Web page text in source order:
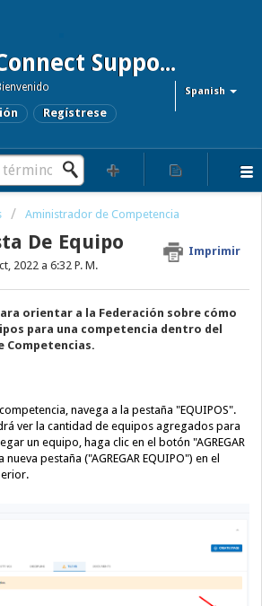
FIFA Connect Support and FCMS Support
Spanish
Regístrese
Aministrador de Competencia
De Equipo
Imprimir
2022 a 6:32 P. M.
orientar a la Federación sobre cómo
para una competencia dentro del
Competencias.
navega a la pestaña "EQUIPOS".
ver la cantidad de equipos agregados para
un equipo, haga clic en el botón "AGREGAR
pestaña ("AGREGAR EQUIPO") en el